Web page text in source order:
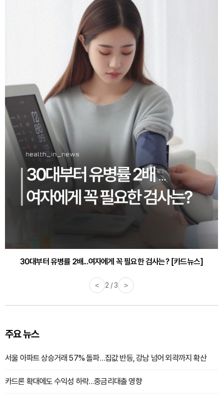
30대부터 유병률 2배...여자에게 꼭 필요한 검사는? [카드뉴스]
감기·독감 예방하고 면역력 높이는 4가지 영양제 [카드뉴스]
< 2 / 3 >
주요 뉴스
서울 아파트 상승거래 57% 돌파…집값 반등, 강남 넘어 외곽까지 확산
카드론 확대에도 수익성 하락…중금리대출 영향